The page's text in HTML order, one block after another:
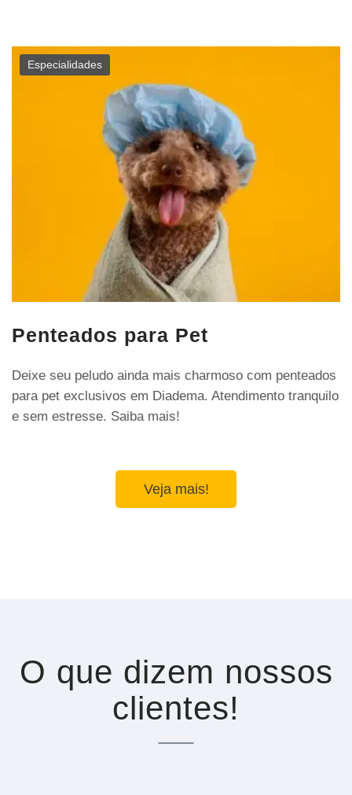
Especialidades
Penteados para Pet
Deixe seu peludo ainda mais charmoso com penteados
para pet exclusivos em Diadema. Atendimento tranquilo
e sem estresse. Saiba mais!
Veja mais!
O que dizem nossos
clientes!